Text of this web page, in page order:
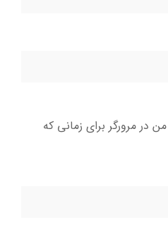
در مرورگر برای زمانی که